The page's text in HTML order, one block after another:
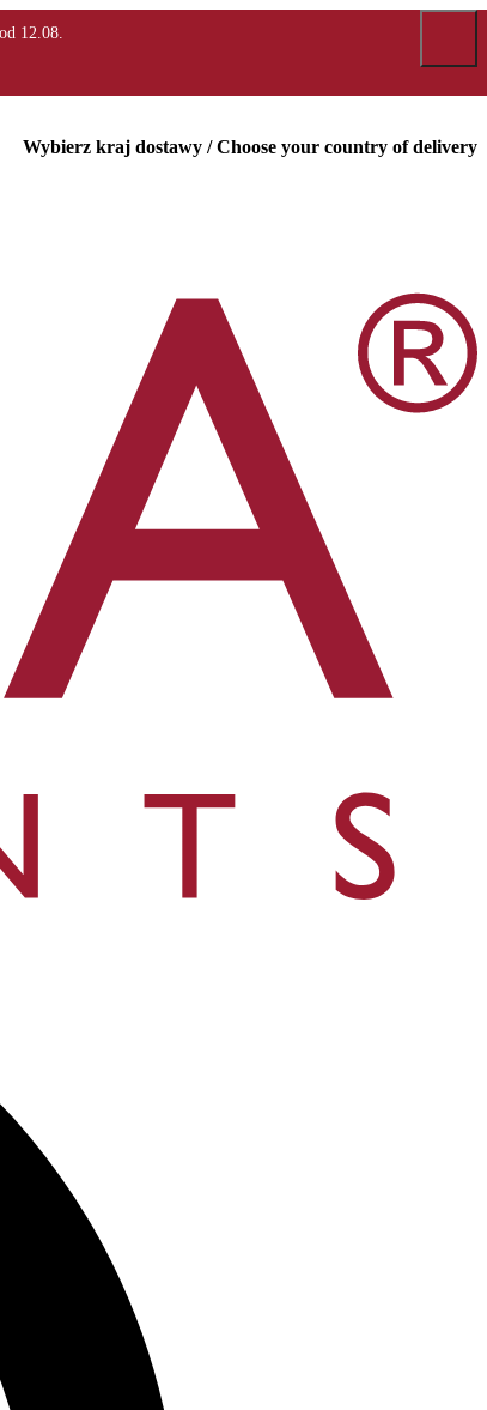
Wybierz kraj dostawy / Choose your country of delivery